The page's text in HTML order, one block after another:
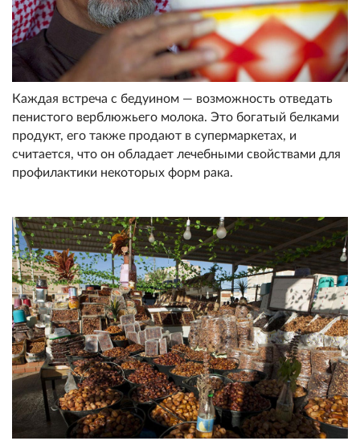
Каждая встреча с бедуином — возможность отведать
пенистого верблюжьего молока. Это богатый белками
продукт, его также продают в супермаркетах, и
считается, что он обладает лечебными свойствами для
профилактики некоторых форм рака.